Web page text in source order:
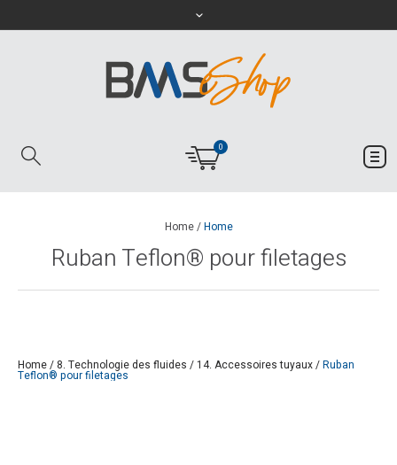
0
Home/Home
Ruban Teflon® pour filetages
Home/8. Technologie des fluides /14. Accessoires tuyaux/Ruban
Teflon® pour filetages